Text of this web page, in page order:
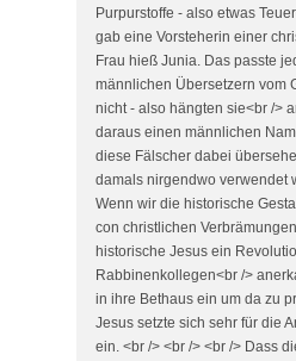
Purpurstoffe - also etwas
gab eine Vorsteherin einer
Frau hieß Junia. Das passte
männlichen Übersetzern vom
nicht - also hängten sie<br />
daraus einen männlichen
diese Fälscher dabei
damals nirgendwo verwendet
Wenn wir die historische
con christlichen
historische Jesus ein
Rabbinenkollegen<br />
in ihre Bethaus ein um da zu
Jesus setzte sich sehr für die
ein. <br /> <br /> <br /> Dass